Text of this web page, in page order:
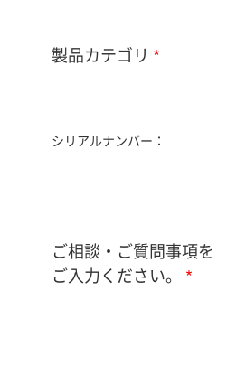
製品カテゴリ
シリアルナンバー：
ご相談・ご質問事項を
ご入力ください。